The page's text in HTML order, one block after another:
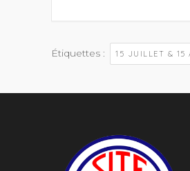
Étiquettes : 15 JUILLET & 15